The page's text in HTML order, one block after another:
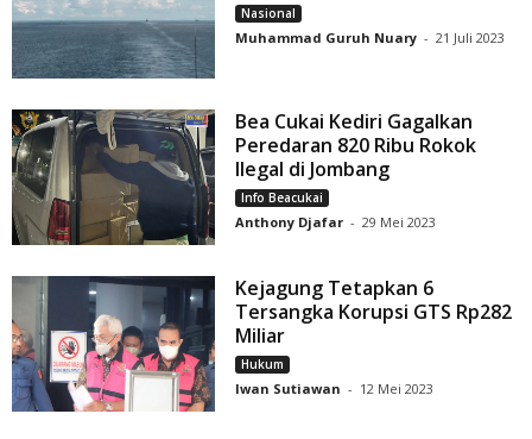
Nasional
Muhammad Guruh Nuary - 21 Juli 2023
Bea Cukai Kediri Gagalkan
Peredaran 820 Ribu Rokok
Ilegal di Jombang
Info Beacukai
Anthony Djafar - 29 Mei 2023
Kejagung Tetapkan 6
Tersangka Korupsi GTS Rp282
Miliar
Hukum
Iwan Sutiawan - 12 Mei 2023